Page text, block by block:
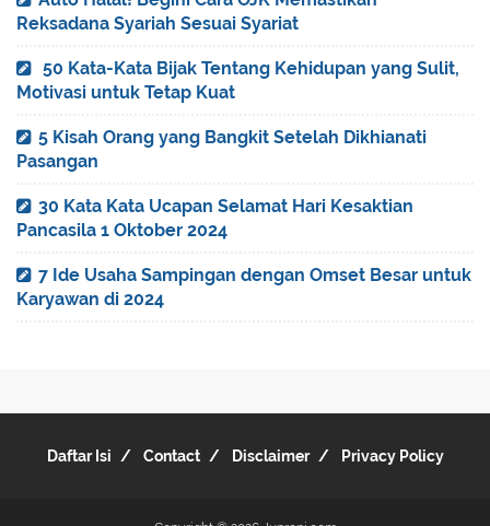
Reksadana Syariah Sesuai Syariat
50 Kata-Kata Bijak Tentang Kehidupan yang Sulit,
Motivasi untuk Tetap Kuat
5 Kisah Orang yang Bangkit Setelah Dikhianati
Pasangan
30 Kata Kata Ucapan Selamat Hari Kesaktian
Pancasila 1 Oktober 2024
7 Ide Usaha Sampingan dengan Omset Besar untuk
Karyawan di 2024
Daftar Isi Contact Disclaimer Privacy Policy